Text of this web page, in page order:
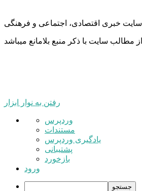
سایت خبری اقتصادی، اجتماعی و فرهنگی
رفتن به نوار ابزار
درباره
وردپرس
وردپرس
مستندات
یادگیری وردپرس
پشتیبانی
بازخورد
ورود
جستجو